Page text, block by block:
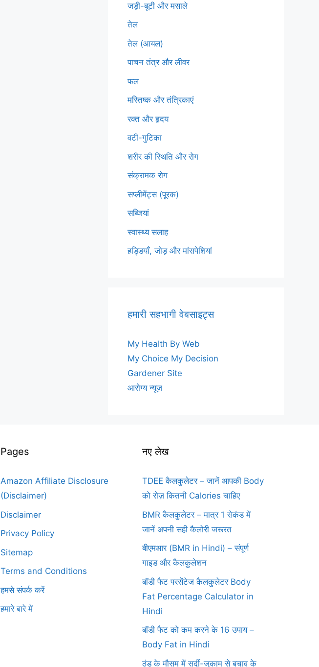
जड़ी-बूटी और मसाले
तेल
तेल (आयल)
पाचन तंत्र और लीवर
फल
मस्तिष्क और तंत्रिकाएं
रक्त और हृदय
वटी-गुटिका
शरीर की स्थिति और रोग
संक्रामक रोग
सप्लीमेंट्स (पूरक)
सब्जियां
स्वास्थ्य सलाह
हड्डियाँ, जोड़ और मांसपेशियां
हमारी सहभागी वेबसाइट्स
My Health By Web
My Choice My Decision
Gardener Site
आरोग्य न्यूज़
Pages
Amazon Affiliate Disclosure
(Disclaimer)
Disclaimer
Privacy Policy
Sitemap
Terms and Conditions
हमसे संपर्क करें
हमारे बारे में
नए लेख
TDEE कैलकुलेटर – जानें आपकी Body
को रोज़ कितनी Calories चाहिए
BMR कैलकुलेटर – मात्र 1 सेकंड में
जानें अपनी सही कैलोरी जरूरत
बीएमआर (BMR in Hindi) – संपूर्ण
गाइड और कैलकुलेशन
बॉडी फैट परसेंटेज कैलकुलेटर Body
Fat Percentage Calculator in
Hindi
बॉडी फैट को कम करने के 16 उपाय –
Body Fat in Hindi
ठंड के मौसम में सर्दी-जुकाम से बचाव के